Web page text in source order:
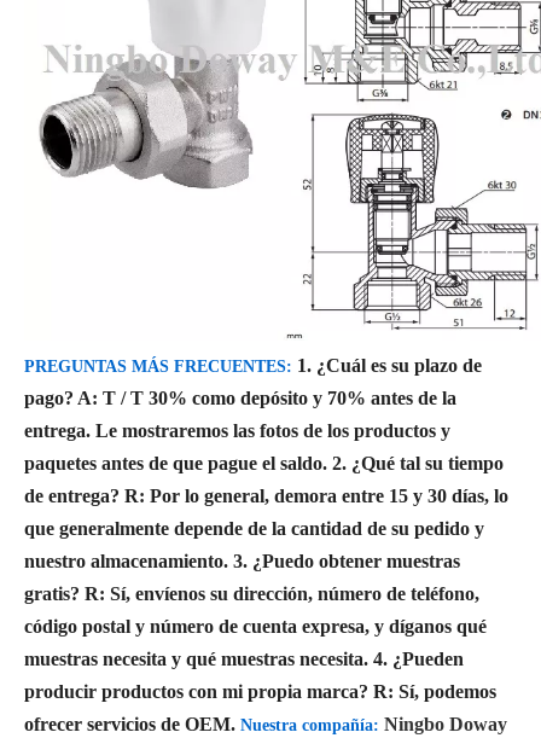
PREGUNTAS MÁS FRECUENTES: 1. ¿Cuál es su plazo de
pago? A: T / T 30% como depósito y 70% antes de la
entrega. Le mostraremos las fotos de los productos y
paquetes antes de que pague el saldo. 2. ¿Qué tal su tiempo
de entrega? R: Por lo general, demora entre 15 y 30 días, lo
que generalmente depende de la cantidad de su pedido y
nuestro almacenamiento. 3. ¿Puedo obtener muestras
gratis? R: Sí, envíenos su dirección, número de teléfono,
código postal y número de cuenta expresa, y díganos qué
muestras necesita y qué muestras necesita. 4. ¿Pueden
producir productos con mi propia marca? R: Sí, podemos
ofrecer servicios de OEM. Nuestra compañía: Ningbo Doway